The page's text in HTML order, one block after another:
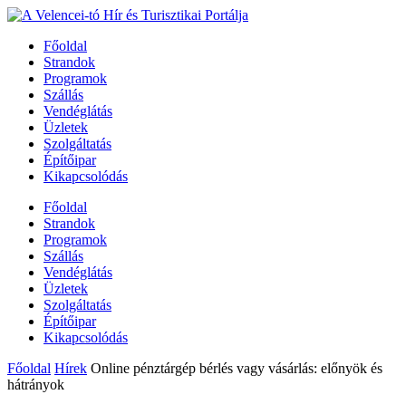
Főoldal
Strandok
Programok
Szállás
Vendéglátás
Üzletek
Szolgáltatás
Építőipar
Kikapcsolódás
Főoldal
Strandok
Programok
Szállás
Vendéglátás
Üzletek
Szolgáltatás
Építőipar
Kikapcsolódás
Főoldal Hírek Online pénztárgép bérlés vagy vásárlás: előnyök és
hátrányok